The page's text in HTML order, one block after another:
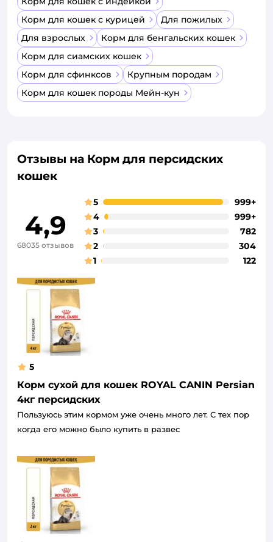
Корм для кошек с курицей
Для пожилых
Для взрослых
Корм для бенгальских кошек
Корм для сиамских кошек
Корм для сфинксов
Крупным породам
Корм для кошек породы Мейн-кун
Отзывы на Корм для персидских
кошек
4,9
68035 отзывов
5
999+
4
999+
3
782
2
304
1
122
5
Корм сухой для кошек ROYAL CANIN Persian
4кг персидских
Пользуюсь этим кормом уже очень много лет. С тех пор
когда его можно было купить в развес